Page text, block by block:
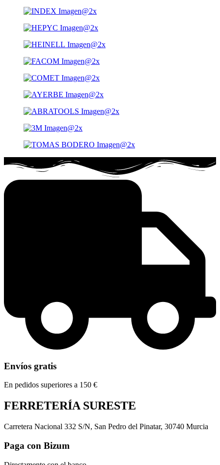
Envíos gratis
En pedidos superiores a 150 €
FERRETERÍA SURESTE
Carretera Nacional 332 S/N, San Pedro del Pinatar, 30740 Murcia
Paga con Bizum